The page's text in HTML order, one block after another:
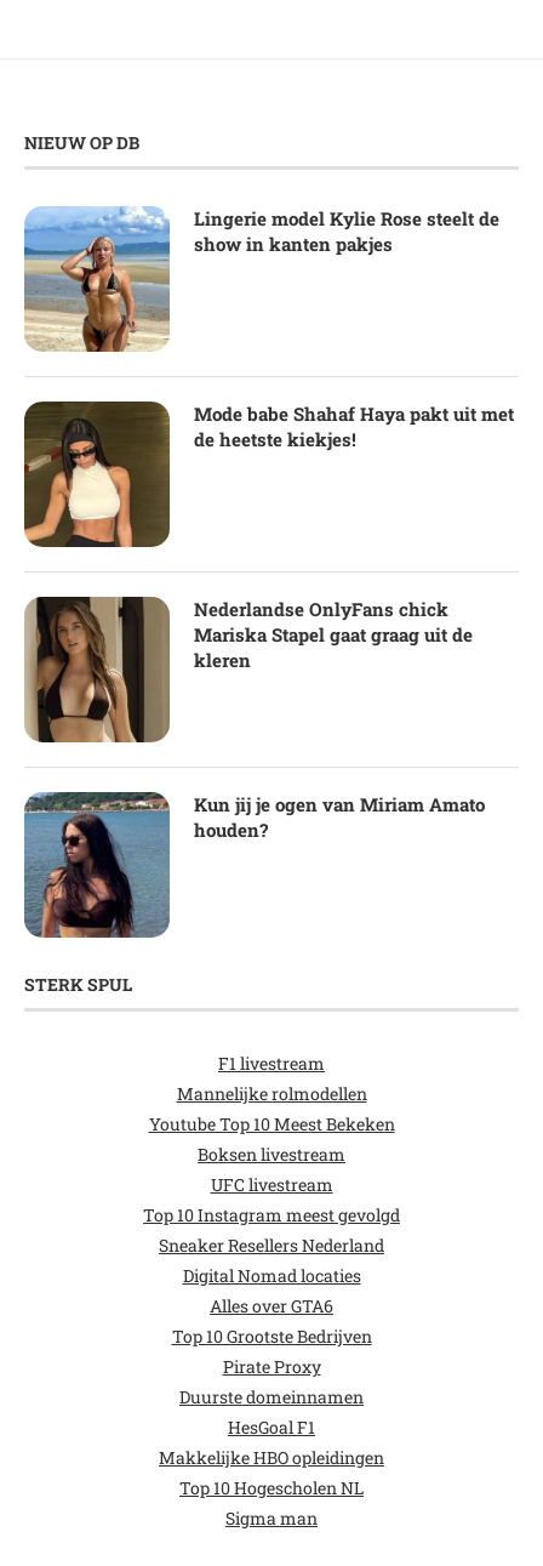
NIEUW OP DB
Lingerie model Kylie Rose steelt de
show in kanten pakjes
Mode babe Shahaf Haya pakt uit met
de heetste kiekjes!
Nederlandse OnlyFans chick
Mariska Stapel gaat graag uit de
kleren
Kun jij je ogen van Miriam Amato
houden?
STERK SPUL
F1 livestream
Mannelijke rolmodellen
Youtube Top 10 Meest Bekeken
Boksen livestream
UFC livestream
Top 10 Instagram meest gevolgd
Sneaker Resellers Nederland
Digital Nomad locaties
Alles over GTA6
Top 10 Grootste Bedrijven
Pirate Proxy
Duurste domeinnamen
HesGoal F1
Makkelijke HBO opleidingen
Top 10 Hogescholen NL
Sigma man